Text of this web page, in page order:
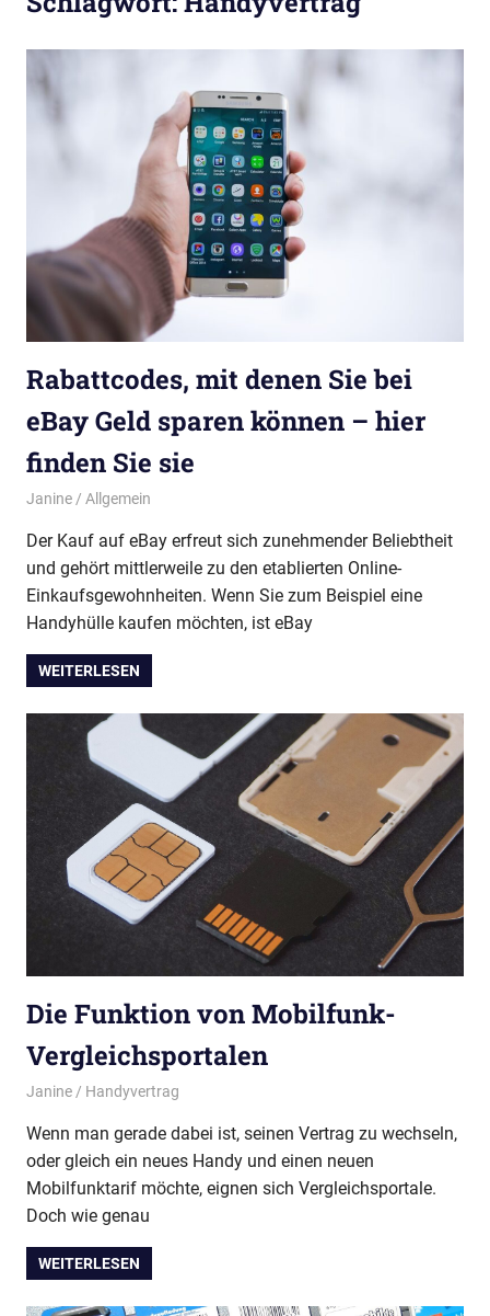
Rabattcodes, mit denen Sie bei
eBay Geld sparen können – hier
finden Sie sie
10. Oktober 2022
Janine Allgemein
Der Kauf auf eBay erfreut sich zunehmender Beliebtheit
und gehört mittlerweile zu den etablierten Online-
Einkaufsgewohnheiten. Wenn Sie zum Beispiel eine
Handyhülle kaufen möchten, ist eBay
WEITERLESEN
Die Funktion von Mobilfunk-
Vergleichsportalen
20. Januar 2022
Janine Handyvertrag
Wenn man gerade dabei ist, seinen Vertrag zu wechseln,
oder gleich ein neues Handy und einen neuen
Mobilfunktarif möchte, eignen sich Vergleichsportale.
Doch wie genau
WEITERLESEN